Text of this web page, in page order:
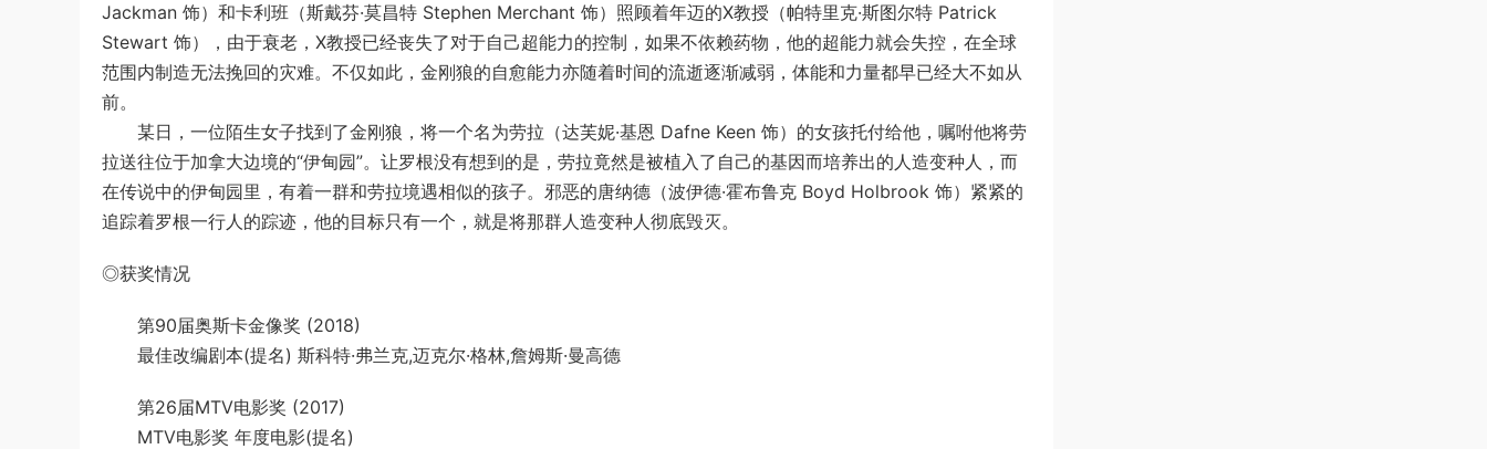
Jackman 饰）和卡利班（斯戴芬·莫昌特 Stephen Merchant 饰）照顾着年迈的X教授（帕特里克·斯图尔特 Patrick
Stewart 饰），由于衰老，X教授已经丧失了对于自己超能力的控制，如果不依赖药物，他的超能力就会失控，在全球
范围内制造无法挽回的灾难。不仅如此，金刚狼的自愈能力亦随着时间的流逝逐渐减弱，体能和力量都早已经大不如从
前。
某日，一位陌生女子找到了金刚狼，将一个名为劳拉（达芙妮·基恩 Dafne Keen 饰）的女孩托付给他，嘱咐他将劳
拉送往位于加拿大边境的“伊甸园”。让罗根没有想到的是，劳拉竟然是被植入了自己的基因而培养出的人造变种人，而
在传说中的伊甸园里，有着一群和劳拉境遇相似的孩子。邪恶的唐纳德（波伊德·霍布鲁克 Boyd Holbrook 饰）紧紧的
追踪着罗根一行人的踪迹，他的目标只有一个，就是将那群人造变种人彻底毁灭。
◎获奖情况
第90届奥斯卡金像奖 (2018)
最佳改编剧本(提名) 斯科特·弗兰克,迈克尔·格林,詹姆斯·曼高德
第26届MTV电影奖 (2017)
MTV电影奖 年度电影(提名)